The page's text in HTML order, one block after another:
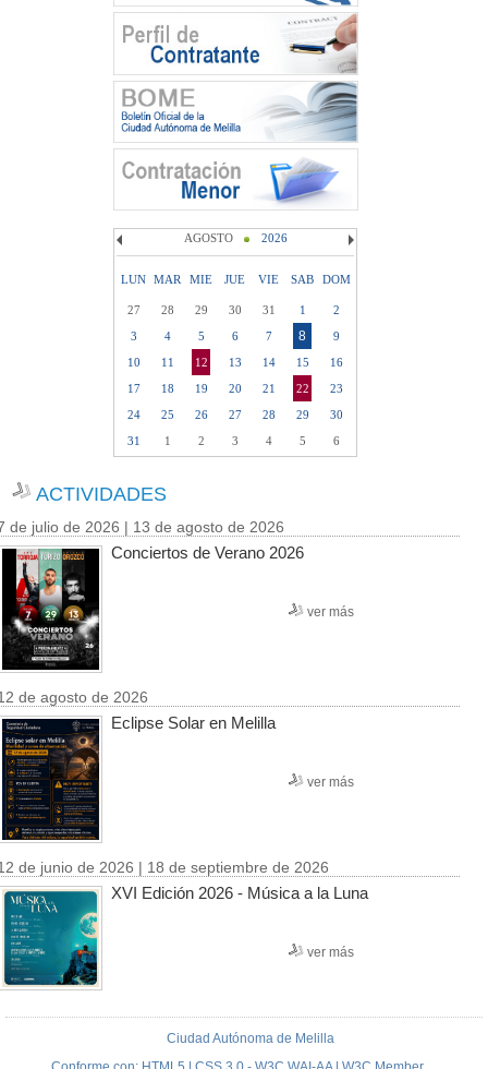
AGOSTO 2026
LUN MAR MIE JUE VIE SAB DOM
27 28 29 30 31 1
2
3
4 5 6 7 8
9
10
11 12 13 14 15
16
17
18 19 20 21 22
23
24
25 26 27 28 29
30
31
1 2 3 4 5 6
ACTIVIDADES
de julio de 2026 | 13 de agosto de 2026
Conciertos de Verano 2026
ver más
de agosto de 2026
Eclipse Solar en Melilla
ver más
de junio de 2026 | 18 de septiembre de 2026
XVI Edición 2026 - Música a la Luna
ver más
Ciudad Autónoma de Melilla